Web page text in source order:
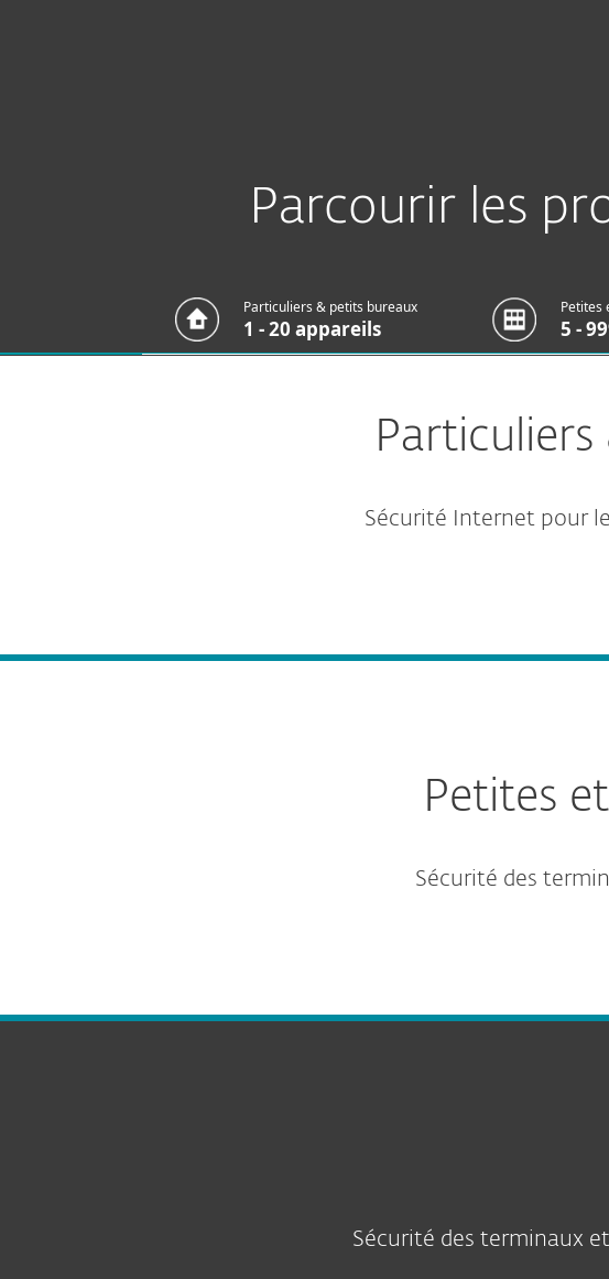
Parcourir les
Particuliers & petits bureaux
1 - 20 appareils
Petites
5 -
Particuliers
Sécurité Internet pour
Petites
Sécurité des
Sécurité des terminaux